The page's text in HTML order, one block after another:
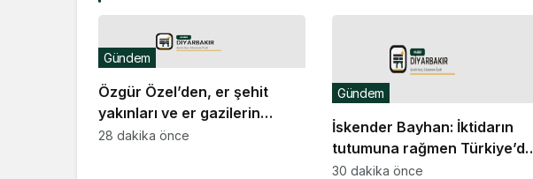
Özgür Özel’den, er şehit
yakınları ve er gazilerin
eylemine destek ziyareti
Gündem
28 dakika önce
İskender Bayhan: İktidarın
tutumuna rağmen Türkiye’de
kalıcı barışın sağlanması ve
Gündem
30 dakika önce